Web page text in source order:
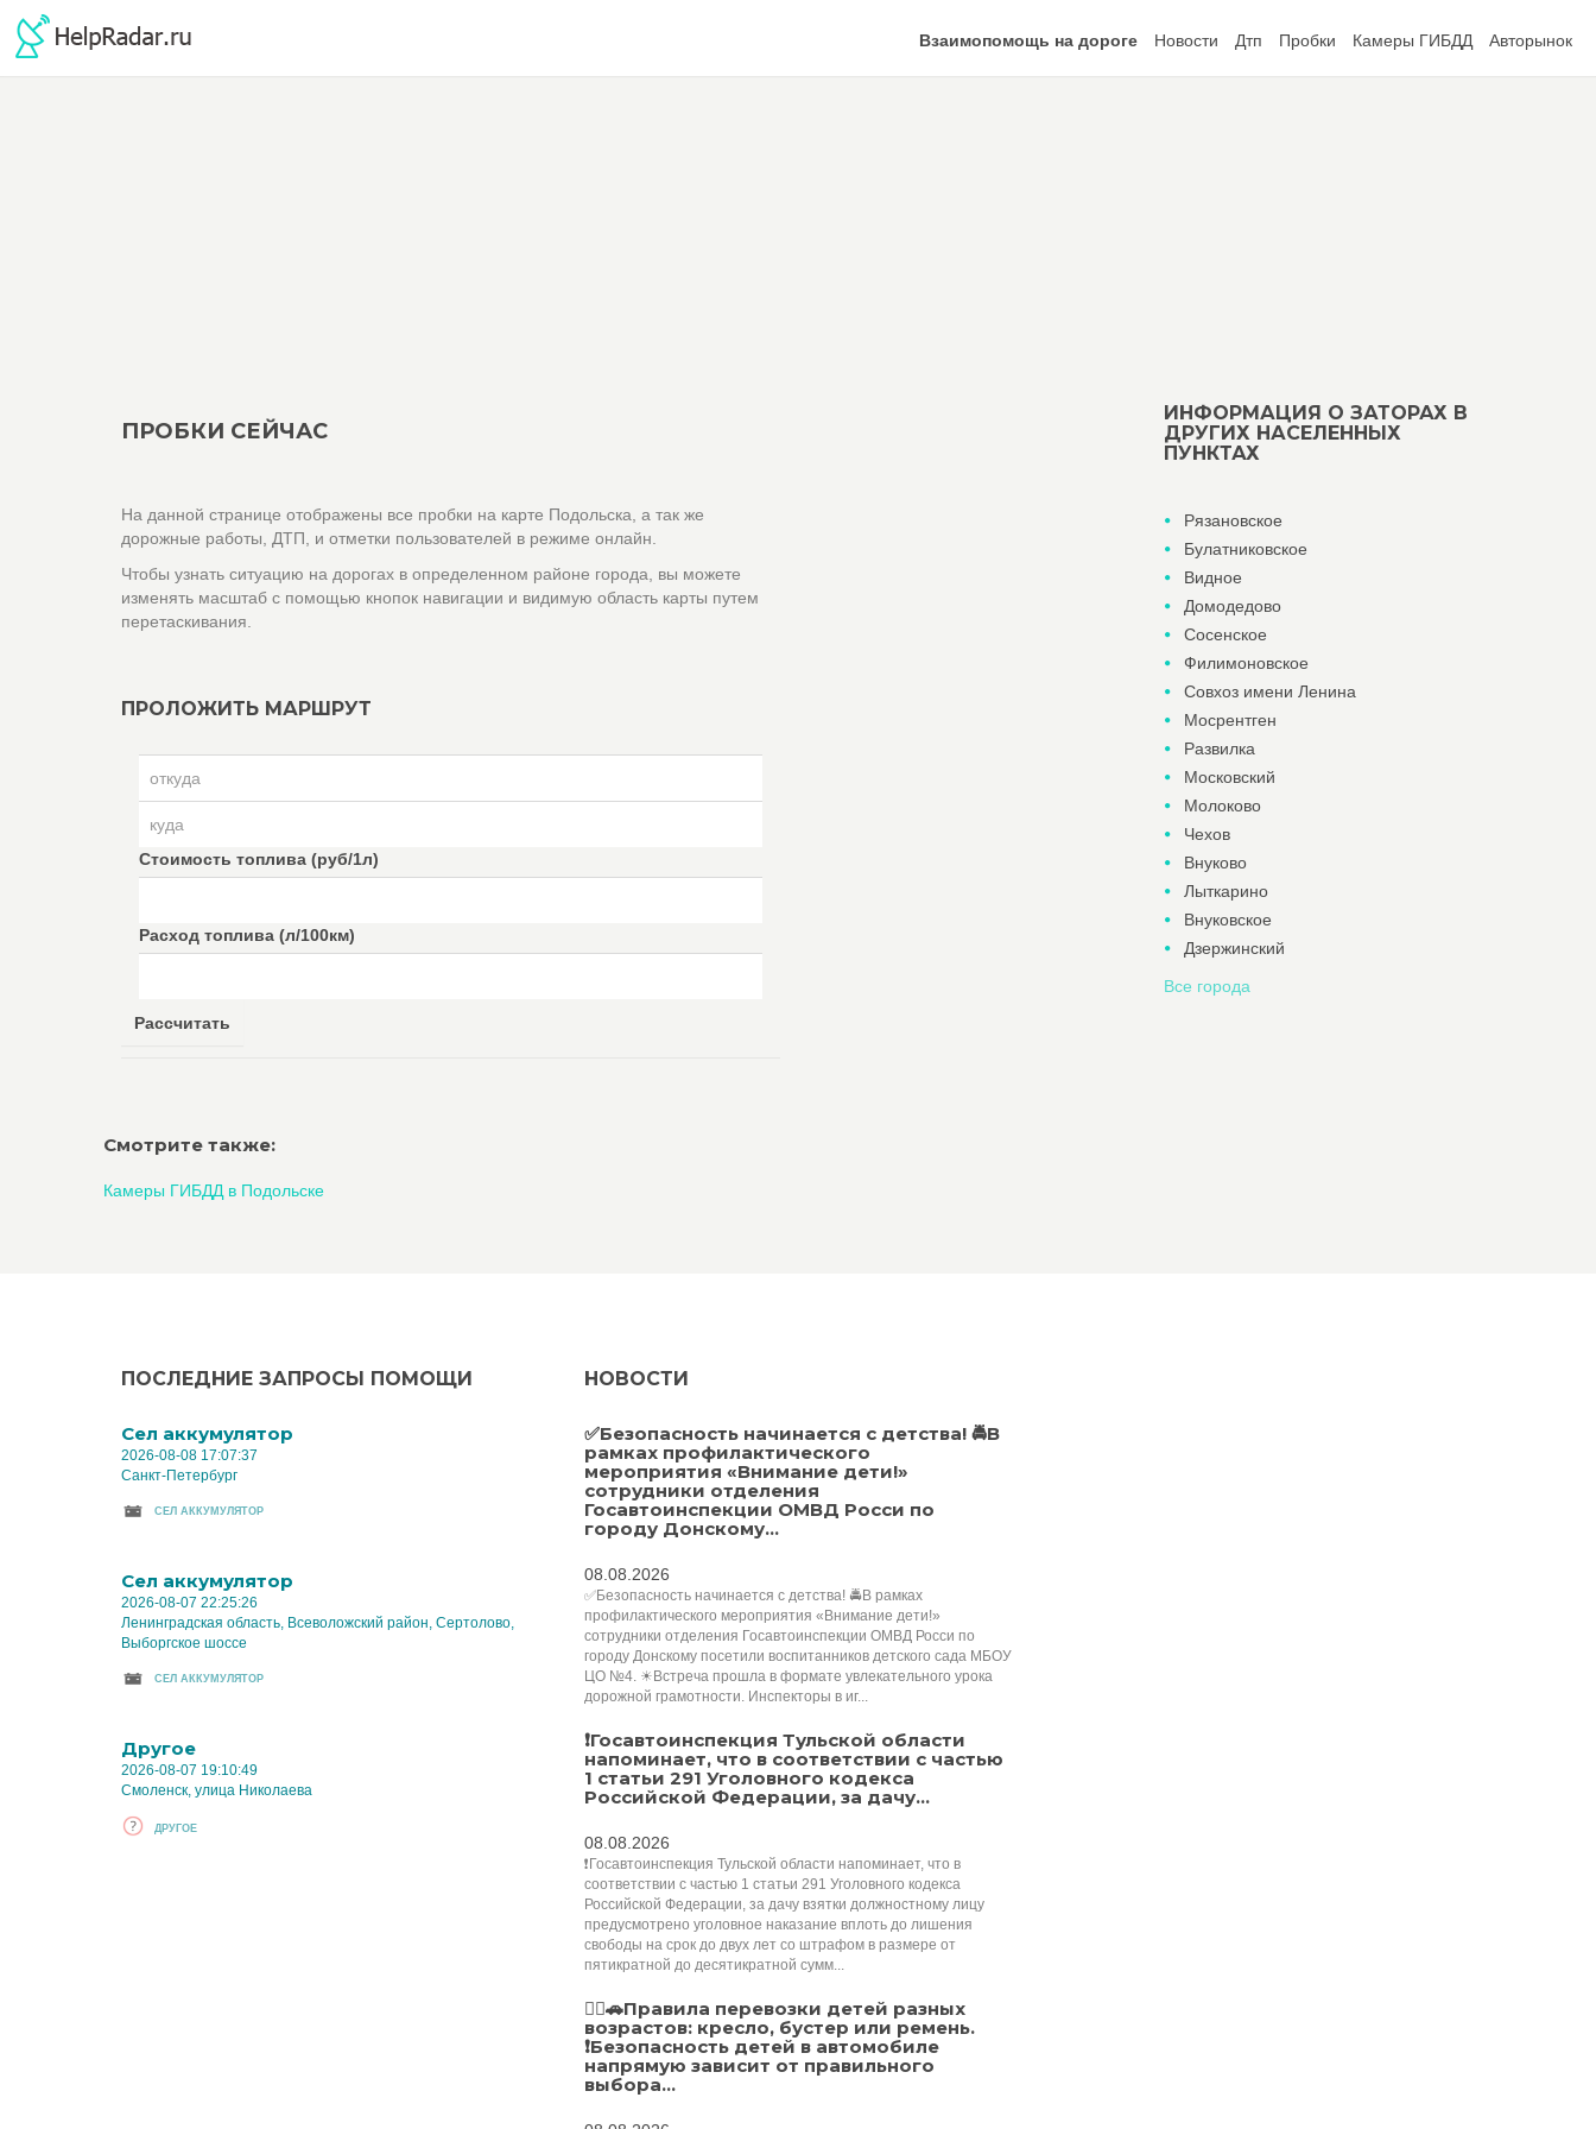
Взаимопомощь на дороге Новости Дтп Пробки Камеры ГИБДД Авторынок
ПРОБКИ СЕЙЧАС
На данной странице отображены все пробки на карте Подольска, а так же
дорожные работы, ДТП, и отметки пользователей в режиме онлайн.
Чтобы узнать ситуацию на дорогах в определенном районе города, вы можете
изменять масштаб с помощью кнопок навигации и видимую область карты путем
перетаскивания.
ПРОЛОЖИТЬ МАРШРУТ
Стоимость топлива (руб/1л)
Расход топлива (л/100км)
Рассчитать
Смотрите также:
Камеры ГИБДД в Подольске
ИНФОРМАЦИЯ О ЗАТОРАХ В
ДРУГИХ НАСЕЛЕННЫХ
ПУНКТАХ
Рязановское
Булатниковское
Видное
Домодедово
Сосенское
Филимоновское
Совхоз имени Ленина
Мосрентген
Развилка
Московский
Молоково
Чехов
Внуково
Лыткарино
Внуковское
Дзержинский
Все города
ПОСЛЕДНИЕ ЗАПРОСЫ ПОМОЩИ
Cел аккумулятор
2026-08-08 17:07:37
Санкт-Петербург
CЕЛ АККУМУЛЯТОР
Cел аккумулятор
2026-08-07 22:25:26
Ленинградская область, Всеволожский район, Сертолово,
Выборгское шоссе
CЕЛ АККУМУЛЯТОР
Другое
2026-08-07 19:10:49
Смоленск, улица Николаева
ДРУГОЕ
НОВОСТИ
✅Безопасность начинается с детства! 🚔В
рамках профилактического
мероприятия «Внимание дети!»
сотрудники отделения
Госавтоинспекции ОМВД Росси по
городу Донскому...
08.08.2026
✅Безопасность начинается с детства! 🚔В рамках
профилактического мероприятия «Внимание дети!»
сотрудники отделения Госавтоинспекции ОМВД Росси по
городу Донскому посетили воспитанников детского сада МБОУ
ЦО №4. ☀Встреча прошла в формате увлекательного урока
дорожной грамотности. Инспекторы в иг...
❗Госавтоинспекция Тульской области
напоминает, что в соответствии с частью
1 статьи 291 Уголовного кодекса
Российской Федерации, за дачу...
08.08.2026
❗Госавтоинспекция Тульской области напоминает, что в
соответствии с частью 1 статьи 291 Уголовного кодекса
Российской Федерации, за дачу взятки должностному лицу
предусмотрено уголовное наказание вплоть до лишения
свободы на срок до двух лет со штрафом в размере от
пятикратной до десятикратной сумм...
👮‍♂️🚗Правила перевозки детей разных
возрастов: кресло, бустер или ремень.
❗️Безопасность детей в автомобиле
напрямую зависит от правильного
выбора...